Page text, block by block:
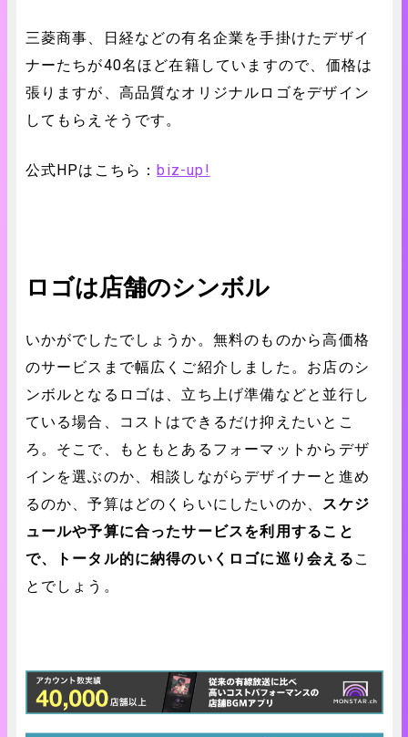
三菱商事、日経などの有名企業を手掛けたデザイ
ナーたちが40名ほど在籍していますので、価格は
張りますが、高品質なオリジナルロゴをデザイン
してもらえそうです。
公式HPはこちら：biz-up!
ロゴは店舗のシンボル
いかがでしたでしょうか。無料のものから高価格
のサービスまで幅広くご紹介しました。お店のシ
ンボルとなるロゴは、立ち上げ準備などと並行し
ている場合、コストはできるだけ抑えたいとこ
ろ。そこで、もともとあるフォーマットからデザ
インを選ぶのか、相談しながらデザイナーと進め
るのか、予算はどのくらいにしたいのか、 スケジ
ュールや予算に合ったサービスを利用すること
で、トータル的に納得のいくロゴに巡り会える こ
とでしょう。